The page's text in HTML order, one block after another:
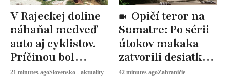
V Rajeckej doline
náhaňal medveď
auto aj cyklistov.
Príčinou bol
nelegálny
21 minutes agoSlovensko - aktuality
Sumatre: Po sérii
útokov makaka
zatvorili desiatky
škôl
42 minutes agoZahraničie